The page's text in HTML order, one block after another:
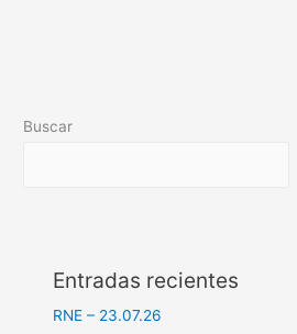
Buscar
Entradas recientes
RNE – 23.07.26